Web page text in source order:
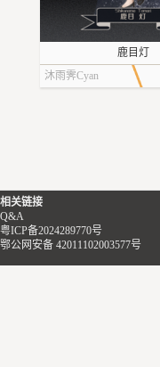
鹿目灯
沐雨霁Cyan
相关链接
Q&A
粤ICP备2024289770号
鄂公网安备 42011102003577号